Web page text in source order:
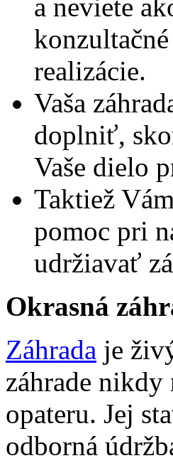
a neviete
realizácie.
Vaša
doplniť,
Vaše dielo
Taktiež
pomoc pri
udržiavať
Okrasná
Záhrada je
záhrade
opateru. Jej
odborná